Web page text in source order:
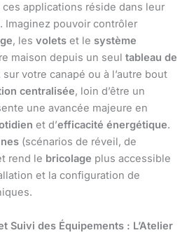
applications réside dans leur
. Imaginez pouvoir contrôler
, les volets et le système
maison depuis un seul tableau de
votre canapé ou à l’autre bout
centralisée, loin d’être un
une avancée majeure en
et d’efficacité énergétique.
(scénarios de réveil, de
rend le bricolage plus accessible
et la configuration de
Suivi des Équipements : L’Atelier